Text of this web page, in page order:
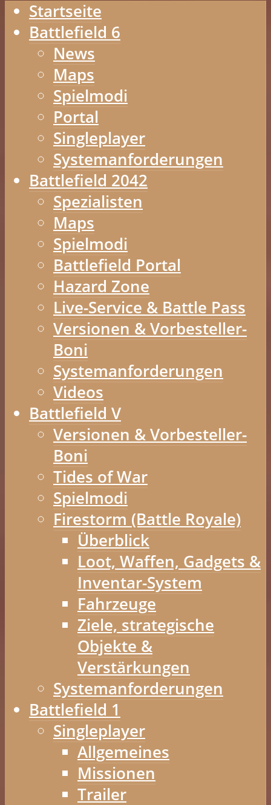
Startseite
Battlefield 6
News
Maps
Spielmodi
Portal
Singleplayer
Systemanforderungen
Battlefield 2042
Spezialisten
Maps
Spielmodi
Battlefield Portal
Hazard Zone
Live-Service & Battle Pass
Versionen & Vorbesteller-
Boni
Systemanforderungen
Videos
Battlefield V
Versionen & Vorbesteller-
Boni
Tides of War
Spielmodi
Firestorm (Battle Royale)
Überblick
Loot, Waffen, Gadgets &
Inventar-System
Fahrzeuge
Ziele, strategische
Objekte &
Verstärkungen
Systemanforderungen
Battlefield 1
Singleplayer
Allgemeines
Missionen
Trailer